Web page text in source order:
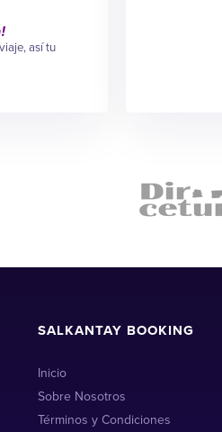
así tu
SALKANTAY BOOKING
Inicio
Sobre Nosotros
Términos y Condiciones